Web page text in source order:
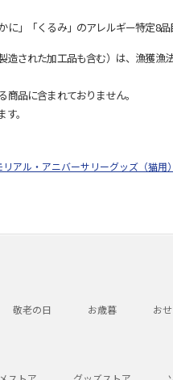
」「くるみ」のアレルギー特定8品
された加工品も含む）は、漁獲漁
品に含まれておりません。
。
リアル・アニバーサリーグッズ（猫用）
敬老の日 お歳暮 お